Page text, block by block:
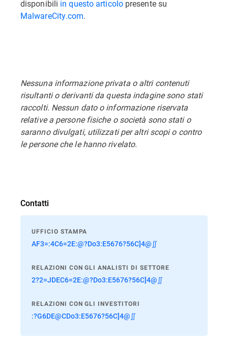
disponibili in questo articolopresente su
MalwareCity.com.
Nessuna informazione privata o altri contenuti
risultanti o derivanti da questa indagine sono stati
raccolti. Nessun dato o informazione riservata
relative a persone fisiche o società sono stati o
saranno divulgati, utilizzati per altri scopi o contro
le persone che le hanno rivelato.
Contatti
UFFICIO STAMPA
AF3=:4C6=2E:@?Do3:E5676?56C]4@∬
RELAZIONI CON GLI ANALISTI DI SETTORE
2?2=JDEC6=2E:@?Do3:E5676?56C]4@∬
RELAZIONI CON GLI INVESTITORI
:?G6DE@CDo3:E5676?56C]4@∬